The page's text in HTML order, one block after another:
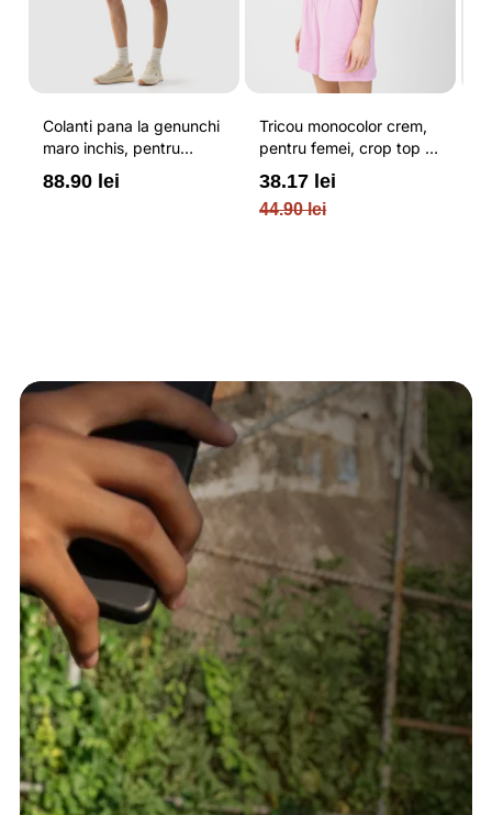
Colanti pana la genunchi
maro inchis, pentru
femei, cu striatii si
cusaturi plate 4F
88.90 lei
Tricou monocolor crem,
pentru femei, crop top si
croiala slim 4F
44.90 lei
38.17 lei